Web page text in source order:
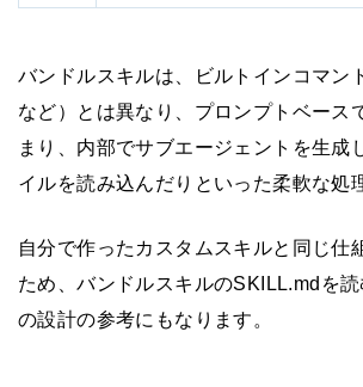
バンドルスキルは、ビルトインコマン
など）とは異なり、プロンプトベース
まり、内部でサブエージェントを生成
イルを読み込んだりといった柔軟な処
自分で作ったカスタムスキルと同じ仕
ため、バンドルスキルのSKILL.mdを
の設計の参考にもなります。